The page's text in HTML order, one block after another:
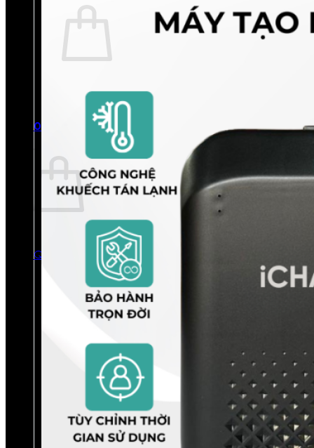
Quay trở lại cửa hàng
0
Giỏ hàng
Chưa có sản phẩm trong giỏ hàng.
Quay trở lại cửa hàng